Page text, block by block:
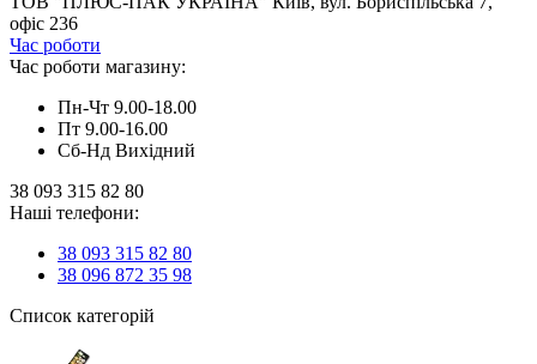
офіс 236
Час роботи
Час роботи магазину:
Пн-Чт 9.00-18.00
Пт 9.00-16.00
Сб-Нд Вихідний
38 093 315 82 80
Наші телефони:
38 093 315 82 80
38 096 872 35 98
Список категорій